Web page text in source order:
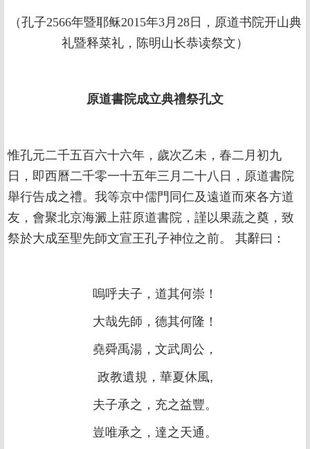
（孔子2566年暨耶稣2015年3月28日，原道书院开山典
礼暨释菜礼，陈明山长恭读祭文）
原道書院成立典禮祭孔文
惟孔元二千五百六十六年，歲次乙未，春二月初九
日，即西曆二千零一十五年三月二十八日，原道書院
舉行告成之禮。我等京中儒門同仁及遠道而來各方道
友，會聚北京海澱上莊原道書院，謹以果蔬之奠，致
祭於大成至聖先師文宣王孔子神位之前。 其辭曰：
嗚呼夫子，道其何崇！
大哉先師，德其何隆！
堯舜禹湯，文武周公，
政教遺規，華夏休風,
夫子承之，充之益豐。
豈唯承之，達之天通。